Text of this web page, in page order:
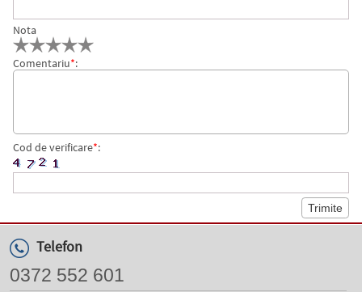
Nota
Comentariu*:
Cod de verificare*:
Telefon
0372 552 601